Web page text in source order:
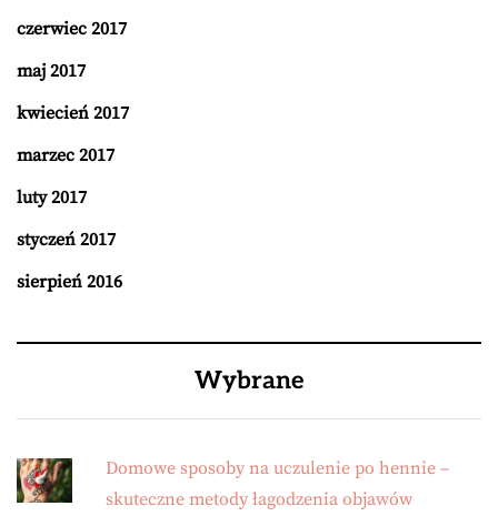
czerwiec 2017
maj 2017
kwiecień 2017
marzec 2017
luty 2017
styczeń 2017
sierpień 2016
Wybrane
Domowe sposoby na uczulenie po hennie –
skuteczne metody łagodzenia objawów